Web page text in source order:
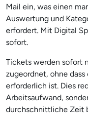
Mail ein, was einen
Auswertung und
erfordert. Mit Digital
sofort.
Tickets werden sofort
zugeordnet, ohne
erforderlich ist. Dies
Arbeitsaufwand,
durchschnittliche Zeit